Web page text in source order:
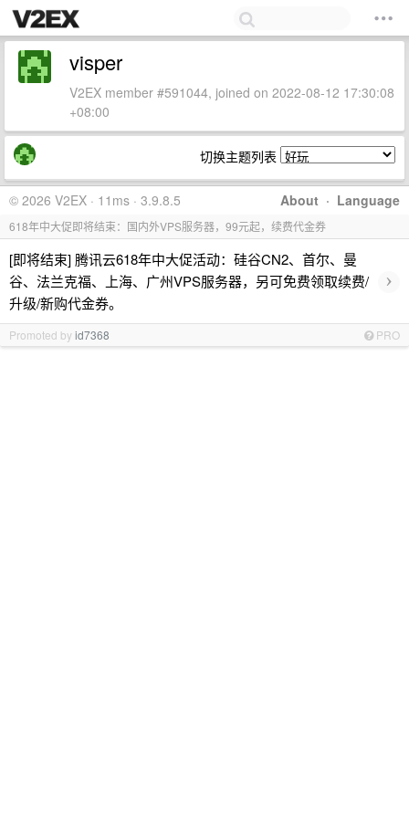
visper
V2EX member #591044, joined on 2022-08-12 17:30:08
+08:00
切换主题列表
About · Language
© 2026 V2EX · 11ms · 3.9.8.5
618年中大促即将结束：国内外VPS服务器，99元起，续费代金券
[即将结束] 腾讯云618年中大促活动：硅谷CN2、首尔、曼
谷、法兰克福、上海、广州VPS服务器，另可免费领取续费/
升级/新购代金券。
›
Promoted byid7368 PRO